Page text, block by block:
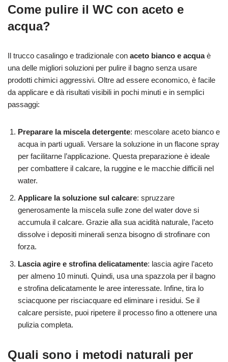
Come pulire il WC con aceto e
acqua?
Il trucco casalingo e tradizionale con aceto bianco e acquaè
una delle migliori soluzioni per pulire il bagno senza usare
prodotti chimici aggressivi. Oltre ad essere economico, è facile
da applicare e dà risultati visibili in pochi minuti e in semplici
passaggi:
Preparare la miscela detergente: mescolare aceto bianco e
acqua in parti uguali. Versare la soluzione in un flacone spray
per facilitarne l’applicazione. Questa preparazione è ideale
per combattere il calcare, la ruggine e le macchie difficili nel
water.
Applicare la soluzione sul calcare: spruzzare
generosamente la miscela sulle zone del water dove si
accumula il calcare. Grazie alla sua acidità naturale, l’aceto
dissolve i depositi minerali senza bisogno di strofinare con
forza.
Lascia agire e strofina delicatamente: lascia agire l’aceto
per almeno 10 minuti. Quindi, usa una spazzola per il bagno
e strofina delicatamente le aree interessate. Infine, tira lo
sciacquone per risciacquare ed eliminare i residui. Se il
calcare persiste, puoi ripetere il processo fino a ottenere una
pulizia completa.
Quali sono i metodi naturali per